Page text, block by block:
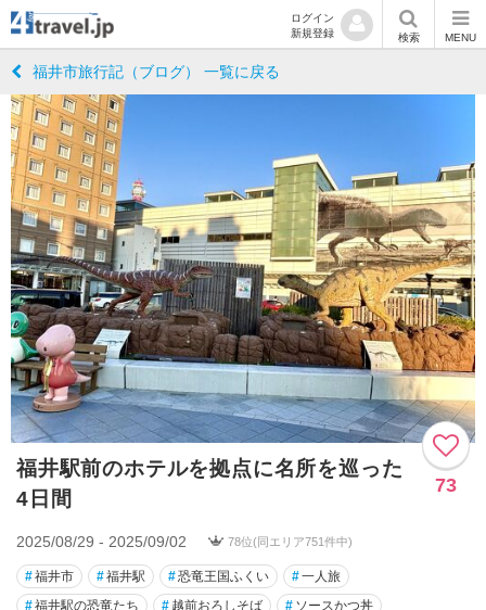
ログイン
新規登録
検索 MENU
福井市旅行記（ブログ） 一覧に戻る
福井駅前のホテルを拠点に名所を巡った
4日間
73
2025/08/29 - 2025/09/02 78位(同エリア751件中)
#福井市 #福井駅 #恐竜王国ふくい #一人旅
#福井駅の恐竜たち # 越前おろしそば # ソースかつ丼